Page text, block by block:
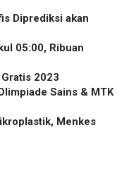
Diprediksi akan
05:00, Ribuan
2023
Sains & MTK
Menkes